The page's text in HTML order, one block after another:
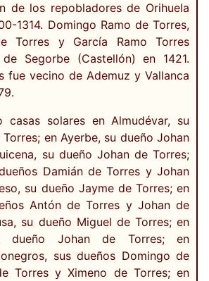
de los repobladores de Orihuela
1314. Domingo Ramo de Torres,
Torres y García Ramo Torres
Segorbe (Castellón) en 1421.
fue vecino de Ademuz y Vallanca
casas solares en Almudévar, su
en Ayerbe, su dueño Johan
su dueño Johan de Torres;
Damián de Torres y Johan
su dueño Jayme de Torres; en
Antón de Torres y Johan de
su dueño Miguel de Torres; en
dueño Johan de Torres; en
sus dueños Domingo de
Torres y Ximeno de Torres; en